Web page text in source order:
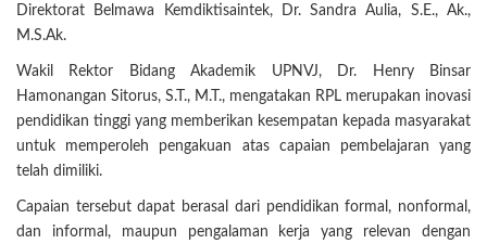
Direktorat Belmawa Kemdiktisaintek, Dr. Sandra Aulia, S.E., Ak.,
M.S.Ak.
Wakil Rektor Bidang Akademik UPNVJ, Dr. Henry Binsar
Hamonangan Sitorus, S.T., M.T., mengatakan RPL merupakan inovasi
pendidikan tinggi yang memberikan kesempatan kepada masyarakat
untuk memperoleh pengakuan atas capaian pembelajaran yang
telah dimiliki.
Capaian tersebut dapat berasal dari pendidikan formal, nonformal,
dan informal, maupun pengalaman kerja yang relevan dengan